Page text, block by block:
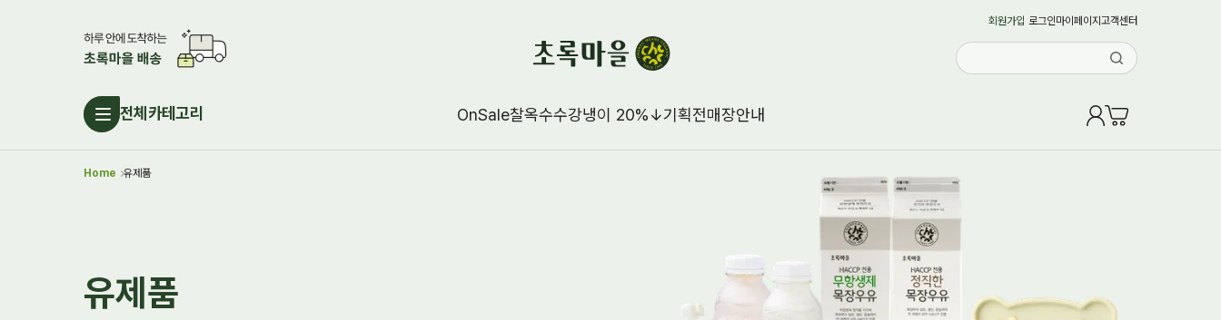
회원가입 로그인마이페이지 고객센터
전체카테고리 OnSale찰옥수수강냉이 20%↓기획전매장안내
Home 유제품
유제품